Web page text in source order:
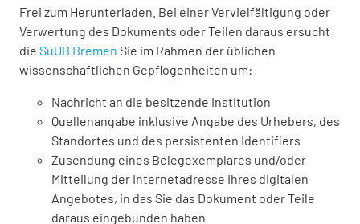
Frei zum Herunterladen. Bei einer Vervielfältigung oder
Verwertung des Dokuments oder Teilen daraus ersucht
die SuUB Bremen Sie im Rahmen der üblichen
wissenschaftlichen Gepflogenheiten um:
Nachricht an die besitzende Institution
Quellenangabe inklusive Angabe des Urhebers, des
Standortes und des persistenten Identifiers
Zusendung eines Belegexemplares und/oder
Mitteilung der Internetadresse Ihres digitalen
Angebotes, in das Sie das Dokument oder Teile
daraus eingebunden haben